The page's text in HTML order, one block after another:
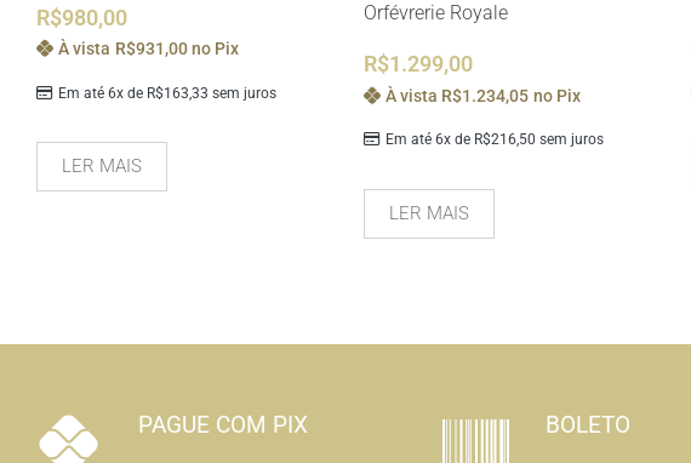
R$980,00
Em até 6x de R$163,33 sem juros
À vista R$931,00 no Pix
LER MAIS
Orfévrerie Royale
R$1.299,00
Em até 6x de R$216,50 sem juros
À vista R$1.234,05 no Pix
LER MAIS
PAGUE COM PIX BOLETO